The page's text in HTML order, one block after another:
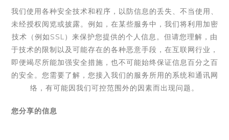
我们使用各种安全技术和程序，以防信息的丢失、不当使用、
未经授权阅览或披露。例如，在某些服务中，我们将利用加密
技术（例如SSL）来保护您提供的个人信息。但请您理解，由
于技术的限制以及可能存在的各种恶意手段，在互联网行业，
即便竭尽所能加强安全措施，也不可能始终保证信息百分之百
的安全。您需要了解，您接入我们的服务所用的系统和通讯网
络，有可能因我们可控范围外的因素而出现问题。
您分享的信息